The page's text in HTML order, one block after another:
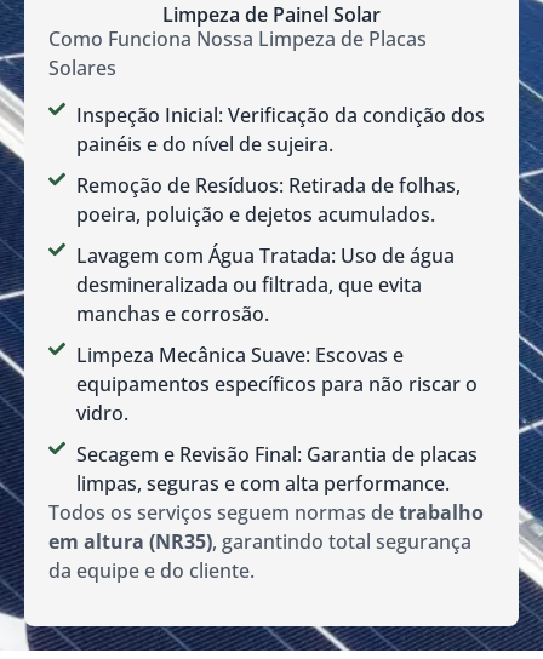
Limpeza de Painel Solar
Como Funciona Nossa Limpeza de Placas
Solares
Inspeção Inicial: Verificação da condição dos
painéis e do nível de sujeira.
Remoção de Resíduos: Retirada de folhas,
poeira, poluição e dejetos acumulados.
Lavagem com Água Tratada: Uso de água
desmineralizada ou filtrada, que evita
manchas e corrosão.
Limpeza Mecânica Suave: Escovas e
equipamentos específicos para não riscar o
vidro.
Secagem e Revisão Final: Garantia de placas
limpas, seguras e com alta performance.
Todos os serviços seguem normas detrabalho
em altura (NR35), garantindo total segurança
da equipe e do cliente.